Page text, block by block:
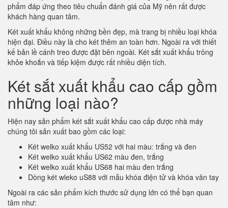
phẩm đáp ứng theo tiêu chuẩn đánh giá của Mỹ nên rất được
khách hàng quan tâm.
Két xuất khẩu không những bền đẹp, mà trang bị nhiều loại khóa
hiện đại. Điều này là cho két thêm an toàn hơn. Ngoài ra với thiết
kế bản lề cánh treo được đặt bên ngoài. Két sắt xuất khẩu trông
khỏe khoắn và tiếp kiệm được rất nhiều diện tích.
Két sắt xuất khẩu cao cấp gồm
những loại nào?
Hiện nay sản phẩm két sắt xuất khẩu cao cấp được nhà máy
chúng tôi sản xuất bao gồm các loại:
Két welko xuất khẩu US52 với hai màu: trắng và đen
Két welko xuất khẩu US62 màu đen, trắng
Két welko xuất khẩu US68 hai màu đen trắng
Dòng két wleko uS88 với mẫu khóa điện tử và khóa vân tay
Ngoài ra các sản phẩm kích thước sử dụng lớn có thể bạn quan
tâm như: